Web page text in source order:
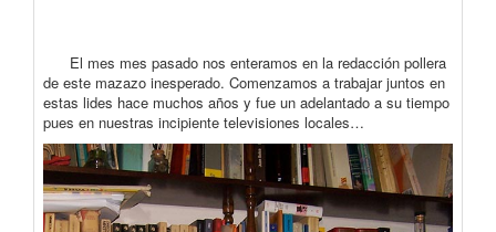
El mes mes pasado nos enteramos en la redacción pollera
de este mazazo inesperado. Comenzamos a trabajar juntos en
estas lides hace muchos años y fue un adelantado a su tiempo
pues en nuestras incipiente televisiones locales…